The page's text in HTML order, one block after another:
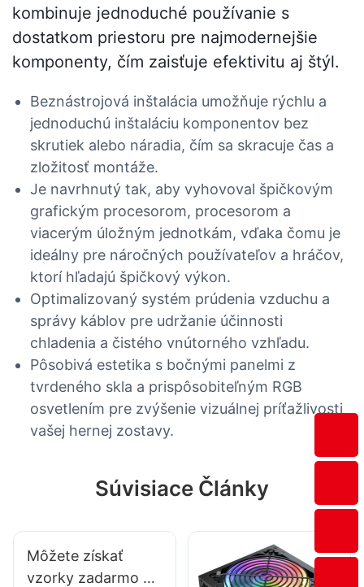
kombinuje jednoduché používanie s
dostatkom priestoru pre najmodernejšie
komponenty, čím zaisťuje efektivitu aj štýl.
Beznástrojová inštalácia umožňuje rýchlu a
jednoduchú inštaláciu komponentov bez
skrutiek alebo náradia, čím sa skracuje čas a
zložitosť montáže.
Je navrhnutý tak, aby vyhovoval špičkovým
grafickým procesorom, procesorom a
viacerým úložným jednotkám, vďaka čomu je
ideálny pre náročných používateľov a hráčov,
ktorí hľadajú špičkový výkon.
Optimalizovaný systém prúdenia vzduchu a
správy káblov pre udržanie účinnosti
chladenia a čistého vnútorného vzhľadu.
Pôsobivá estetika s bočnými panelmi z
tvrdeného skla a prispôsobiteľným RGB
osvetlením pre zvýšenie vizuálnej príťažlivosti
vašej hernej zostavy.
Súvisiace Články
Môžete získať
vzorky zadarmo pri